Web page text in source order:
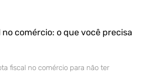
comércio: o que você precisa
fiscal no comércio para não ter